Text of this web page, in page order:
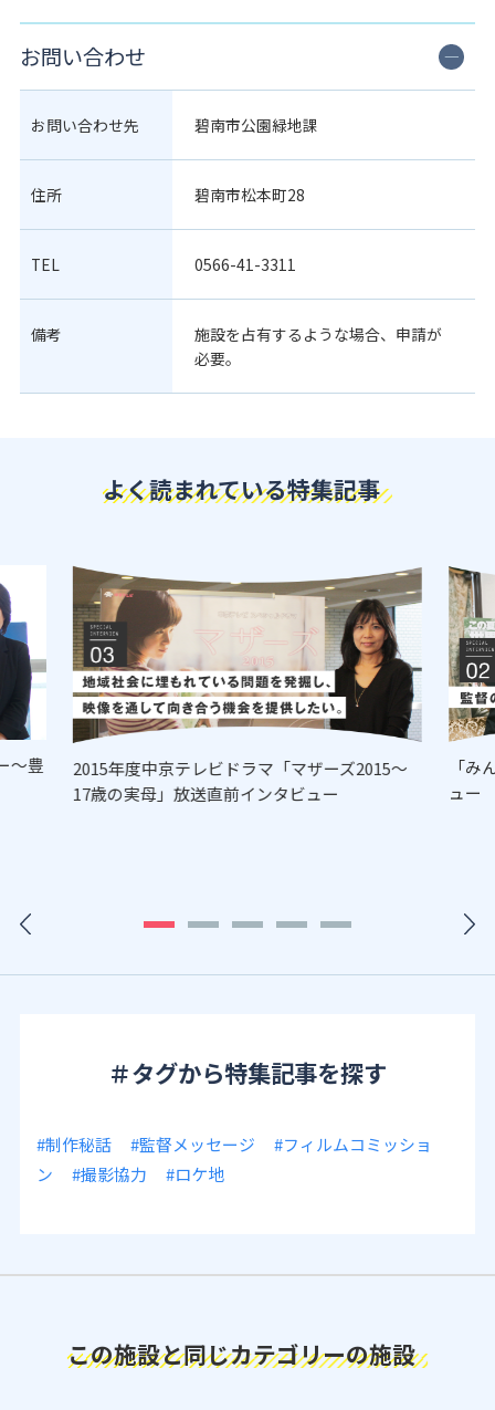
お問い合わせ
お問い合わせ先 碧南市公園緑地課
住所 碧南市松本町28
TEL 0566-41-3311
備考
施設を占有するような場合、申請が
必要。
よく読まれている特集記事
～豊
2015年度中京テレビドラマ「マザーズ2015～
17歳の実母」放送直前インタビュー
「
ュー
＃タグから特集記事を探す
#制作秘話 #監督メッセージ
#フィルムコミッショ
ン
#撮影協力 #ロケ地
この施設と同じカテゴリーの施設